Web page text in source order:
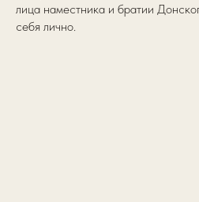
лица наместника и братии
себя лично.